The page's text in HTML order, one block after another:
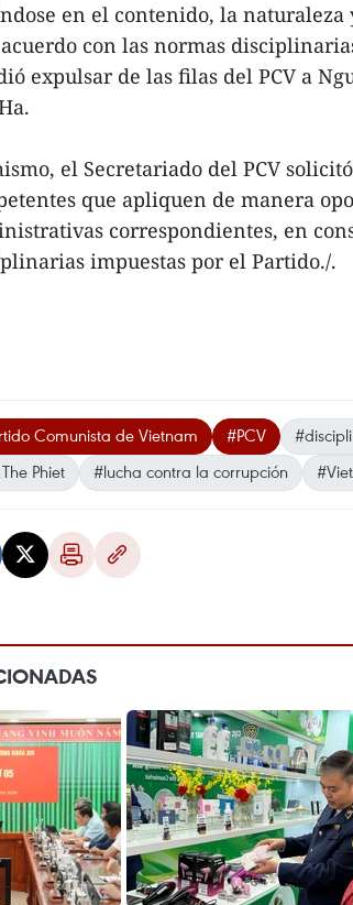
en el contenido, la
con las normas
expulsar de las filas del PCV a
el Secretariado del PCV
que apliquen de manera
correspondientes, en
impuestas por el Partido./.
Comunista de Vietnam #PCV
Phiet
#lucha contra la corrupción